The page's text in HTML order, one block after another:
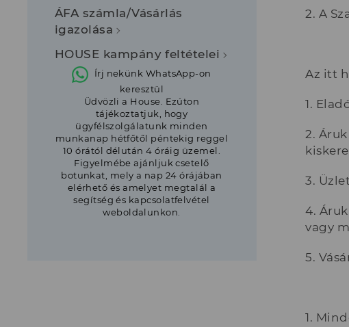
ÁFA számla/Vásárlás
igazolása
HOUSE kampány feltételei
Írj nekünk WhatsApp-on
keresztül
Üdvözli a House. Ezúton
tájékoztatjuk, hogy
ügyfélszolgálatunk minden
munkanap hétfőtől péntekig reggel
10 órától délután 4 óráig üzemel.
Figyelmébe ajánljuk csetelő
botunkat, mely a nap 24 órájában
elérhető és amelyet megtalál a
segítség és kapcsolatfelvétel
weboldalunkon.
2. A
Az itt
1.
2.
3.
4.
vagy
5.
1.